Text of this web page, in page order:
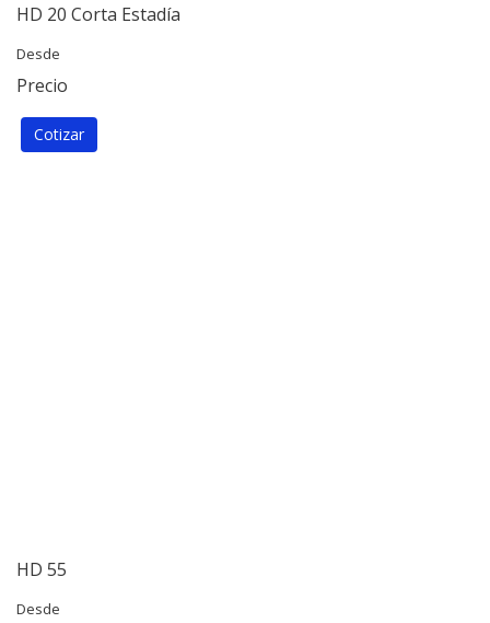
HD 20 Corta Estadía
Desde
Precio
Cotizar
HD 55
Desde